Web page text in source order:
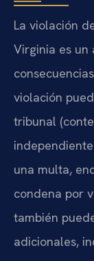
La violación
Virginia es un
violación
tribunal
una multa,
condena por
también
adicionales,